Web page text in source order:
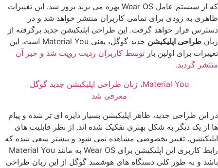
که از سیستم عامل Wear OS بهره می برند بروز شد. این تغییرات
ظاهری به زودی برای تمامی کاربران منتشر خواهد شد و در
دسترس قرار خواهد گرفت. این طراحی اپلیکیشن جدید برگرفته از
زبان طراحی اپلیکیشن
جدید گوگل، یعنی Material You است. این
تغییرات برای اولین بار توسط کاربران ردیت رویت شد و خبر آن
منتشر گردید.
Material You، زبان طراحی اپلیکیشن جدید گوگل
معرفی شد
در این طراحی جدید، ظاهر اپلیکیشن بسیار دایره ای تر شده و پیام
ها از یک دیگر به شکل بهتری تفکیک شده اند. از نظر قابلیت های
اپلیکیشن، تغییر بخصوصی مشاهده نمی شود و بیشتر سعی شده که
رابط کاربری این اپلیکیشن برای Wear OS به مانند Material You
باشد و به طور کلی دستگاه های هوشمند گوگل از این زبان طراحی